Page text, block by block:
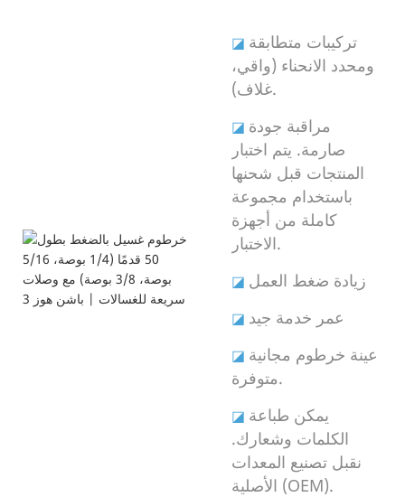
◪ تركيبات متطابقة
ومحدد الانحناء (واقي،
غلاف).
◪ مراقبة جودة
صارمة. يتم اختبار
المنتجات قبل شحنها
باستخدام مجموعة
كاملة من أجهزة
الاختبار.
◪ زيادة ضغط العمل
◪ عمر خدمة جيد
◪ عينة خرطوم مجانية
متوفرة.
◪ يمكن طباعة
الكلمات وشعارك.
نقبل تصنيع المعدات
الأصلية (OEM).